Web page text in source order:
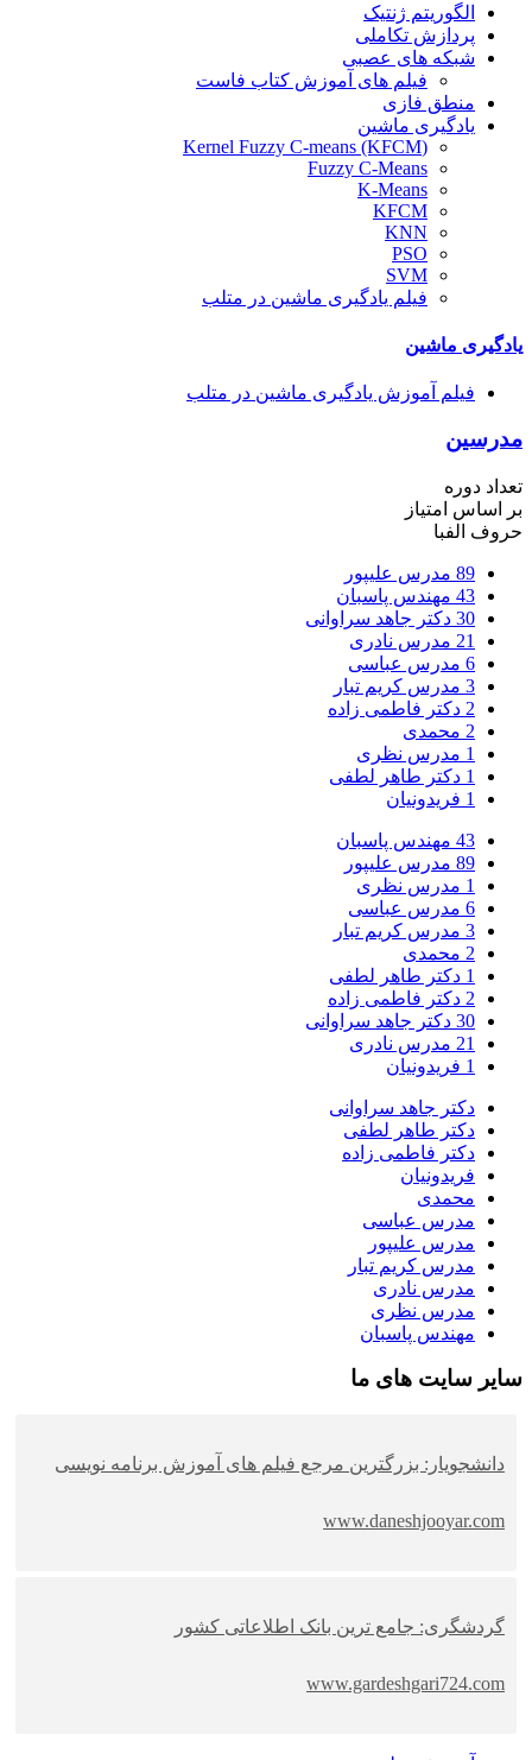
الگوریتم ژنتیک
پردازش تکاملی
شبکه های عصبی
فیلم های آموزش کتاب فاست
منطق فازی
یادگیری ماشین
(Kernel Fuzzy C-means (KFCM
Fuzzy C-Means
K-Means
KFCM
KNN
PSO
SVM
فیلم یادگیری ماشین در متلب
یادگیری ماشین
فیلم آموزش یادگیری ماشین در متلب
مدرسین
تعداد دوره
بر اساس امتیاز
حروف الفبا
89 مدرس علیپور
43 مهندس پاسبان
30 دکتر جاهد سراوانی
21 مدرس نادری
6 مدرس عباسی
3 مدرس کریم تبار
2 دکتر فاطمی زاده
2 محمدی
1 مدرس نظری
1 دکتر طاهر لطفی
1 فریدونیان
43 مهندس پاسبان
89 مدرس علیپور
1 مدرس نظری
6 مدرس عباسی
3 مدرس کریم تبار
2 محمدی
1 دکتر طاهر لطفی
2 دکتر فاطمی زاده
30 دکتر جاهد سراوانی
21 مدرس نادری
1 فریدونیان
دکتر جاهد سراوانی
دکتر طاهر لطفی
دکتر فاطمی زاده
فریدونیان
محمدی
مدرس عباسی
مدرس علیپور
مدرس کریم تبار
مدرس نادری
مدرس نظری
مهندس پاسبان
سایر سایت های ما
دانشجویار: بزرگترین مرجع فیلم های آموزش برنامه نویسی
www.daneshjooyar.com
گردشگری: جامع ترین بانک اطلاعاتی کشور
www.gardeshgari724.com